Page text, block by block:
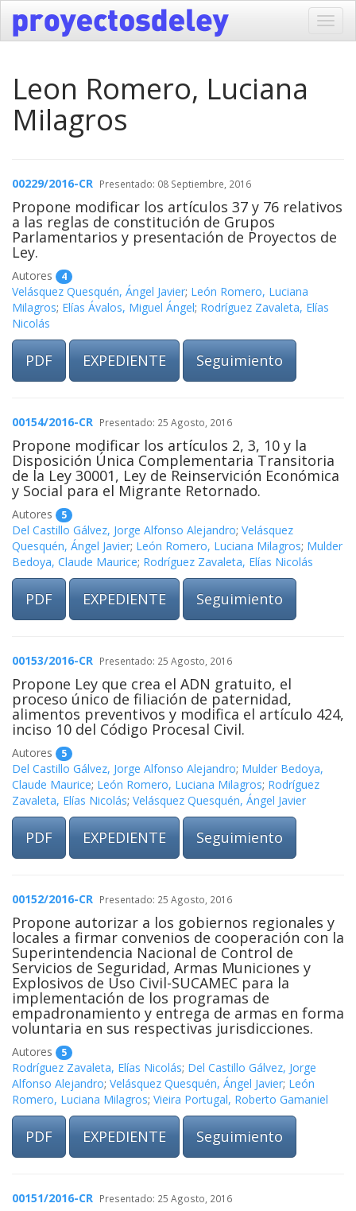
Leon Romero, Luciana
Milagros
00229/2016-CR Presentado: 08 Septiembre, 2016
Propone modificar los artículos 37 y 76 relativos
a las reglas de constitución de Grupos
Parlamentarios y presentación de Proyectos de
Ley.
Autores 4
Velásquez Quesquén, Ángel Javier; León Romero, Luciana
Milagros; Elías Ávalos, Miguel Ángel; Rodríguez Zavaleta, Elías
Nicolás
PDF EXPEDIENTE Seguimiento
00154/2016-CR Presentado: 25 Agosto, 2016
Propone modificar los artículos 2, 3, 10 y la
Disposición Única Complementaria Transitoria
de la Ley 30001, Ley de Reinservición Económica
y Social para el Migrante Retornado.
Autores 5
Del Castillo Gálvez, Jorge Alfonso Alejandro; Velásquez
Quesquén, Ángel Javier; León Romero, Luciana Milagros; Mulder
Bedoya, Claude Maurice; Rodríguez Zavaleta, Elías Nicolás
PDF EXPEDIENTE Seguimiento
00153/2016-CR Presentado: 25 Agosto, 2016
Propone Ley que crea el ADN gratuito, el
proceso único de filiación de paternidad,
alimentos preventivos y modifica el artículo 424,
inciso 10 del Código Procesal Civil.
Autores 5
Del Castillo Gálvez, Jorge Alfonso Alejandro; Mulder Bedoya,
Claude Maurice; León Romero, Luciana Milagros; Rodríguez
Zavaleta, Elías Nicolás; Velásquez Quesquén, Ángel Javier
PDF EXPEDIENTE Seguimiento
00152/2016-CR Presentado: 25 Agosto, 2016
Propone autorizar a los gobiernos regionales y
locales a firmar convenios de cooperación con la
Superintendencia Nacional de Control de
Servicios de Seguridad, Armas Municiones y
Explosivos de Uso Civil-SUCAMEC para la
implementación de los programas de
empadronamiento y entrega de armas en forma
voluntaria en sus respectivas jurisdicciones.
Autores 5
Rodríguez Zavaleta, Elías Nicolás; Del Castillo Gálvez, Jorge
Alfonso Alejandro; Velásquez Quesquén, Ángel Javier; León
Romero, Luciana Milagros; Vieira Portugal, Roberto Gamaniel
PDF EXPEDIENTE Seguimiento
00151/2016-CR Presentado: 25 Agosto, 2016